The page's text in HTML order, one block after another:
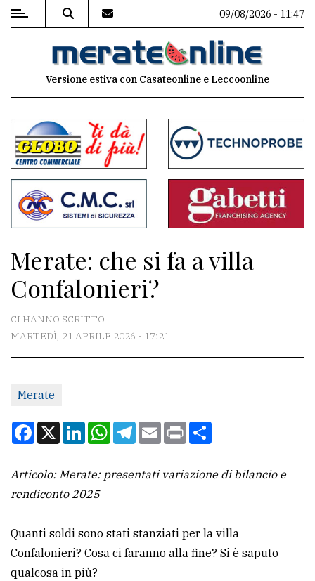
MENU
commenti
Contenuti
del
sito
Associazioni
Meteo
redazione
Scrivici
la
tua
CERCA
09/08/2026 - 11:47
Versione estiva con Casateonline e Leccoonline
Merate: che si fa a villa
Confalonieri?
CI HANNO SCRITTO
MARTEDÌ, 21 APRILE 2026 - 17:21
Merate
Facebook
X LinkedInWhatsApp
Telegram
EmailPrint
Articolo: Merate: presentati variazione di bilancio e
rendiconto 2025
Quanti soldi sono stati stanziati per la villa
Confalonieri? Cosa ci faranno alla fine? Si è saputo
qualcosa in più?